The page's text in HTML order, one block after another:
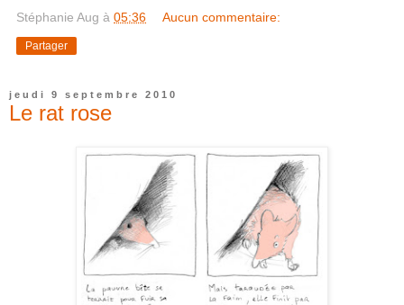
Stéphanie Aug à 05:36 Aucun commentaire:
Partager
jeudi 9 septembre 2010
Le rat rose